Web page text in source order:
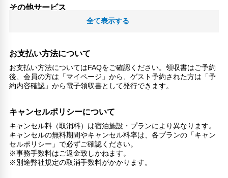
その他サービス
リネン・衣類の湯洗い
共用筆記用具の設置なし
キャッシュレス支払いサービス
洗濯機
全て表示する
お支払い方法について
お支払い方法についてはFAQをご確認ください。領収書はご予約
後、会員の方は「マイページ」から、ゲスト予約された方は「予
約内容確認」から電子領収書として発行できます。
キャンセルポリシーについて
キャンセル料（取消料）は宿泊施設・プランにより異なります。
キャンセルの無料期間やキャンセル料率は、各プランの「キャン
セルポリシー」で必ずご確認ください。
※事務手数料はご返金致しかねます。
※別途弊社規定の取消手数料がかかります。